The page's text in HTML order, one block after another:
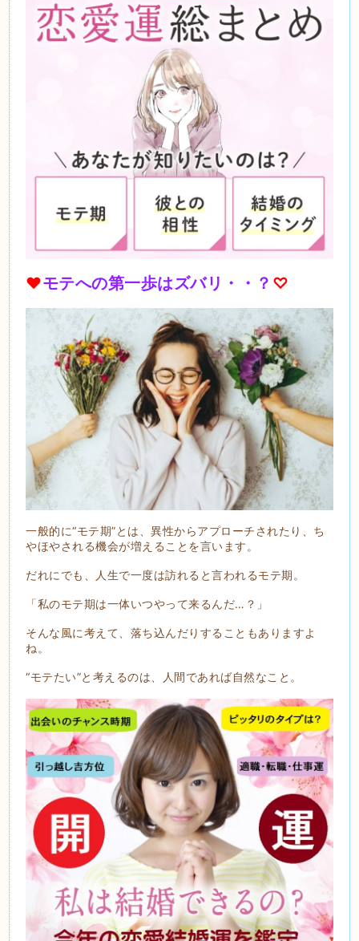
❤モテへの第一歩はズバリ・・？ ♡
一般的に“モテ期”とは、異性からアプローチされたり、ち
やほやされる機会が増えることを言います。
だれにでも、人生で一度は訪れると言われるモテ期。
「私のモテ期は一体いつやって来るんだ…？」
そんな風に考えて、落ち込んだりすることもありますよ
ね。
“モテたい”と考えるのは、人間であれば自然なこと。